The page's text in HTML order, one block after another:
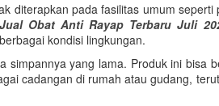
diterapkan pada fasilitas umum
Jual Obat Anti Rayap Terbaru Juli
kondisi lingkungan.
yang lama. Produk ini bisa
cadangan di rumah atau gudang,